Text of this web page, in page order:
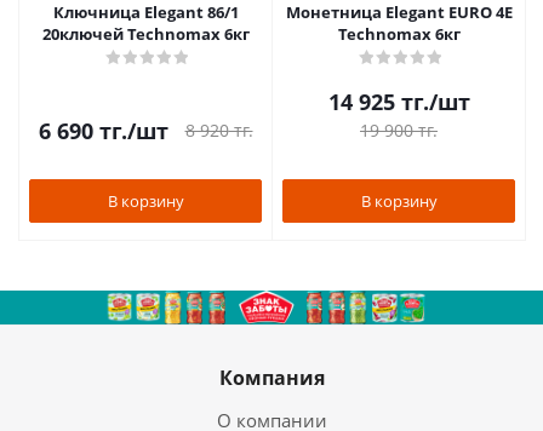
Ключница Elegant 86/1
20ключей Technomax 6кг
6 690тг./шт 8 920тг.
В корзину
Монетница Elegant EURO 4E
Technomax 6кг
14 925тг./шт
19 900тг.
В корзину
Компания
О компании